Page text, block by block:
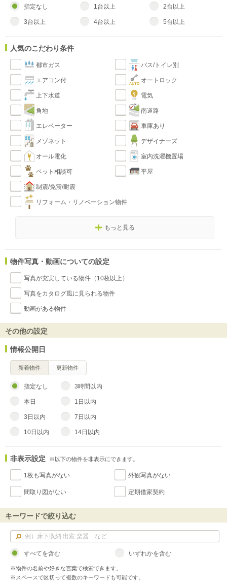
指定なし 1台以上 2台以上
3台以上 4台以上 5台以上
人気のこだわり条件
都市ガス バス/トイレ別
エアコン付 オートロック
上下水道 電気
角地 南道路
エレベーター 車庫あり
メゾネット デザイナーズ
オール電化 室内洗濯機置場
ペット相談可 平屋
制震/免震/耐震
リフォーム・リノベーション物件
もっと見る
物件写真・動画についての設定
写真が充実している物件（10枚以上）
写真をカタログ風に見られる物件
動画がある物件
その他の設定
情報公開日
新着物件 更新物件
指定なし 3時間以内
本日 1日以内
3日以内 7日以内
10日以内 14日以内
非表示設定 ※以下の物件を非表示にできます。
1枚も写真がない 外観写真がない
間取り図がない 定期借家契約
キーワードで絞り込む
すべてを含む いずれかを含む
※物件の名前や好きな言葉で検索できます。
※スペースで区切って複数のキーワードも可能です。